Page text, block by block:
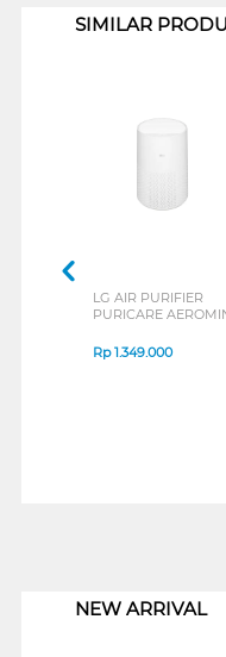
SIMILAR
LG AIR PURIFIER
PURICARE
Rp1.349.000
NEW ARRIVAL